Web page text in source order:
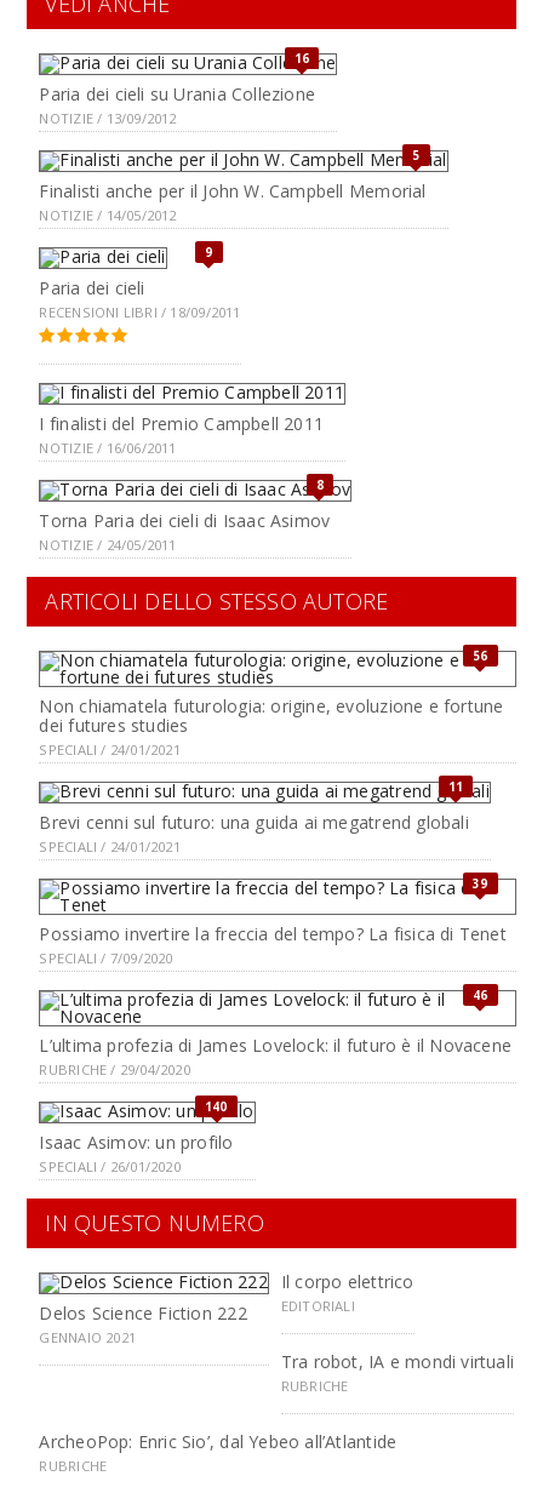
16
Paria dei cieli su Urania Collezione
NOTIZIE / 13/09/2012
5
Finalisti anche per il John W. Campbell Memorial
NOTIZIE / 14/05/2012
9
Paria dei cieli
RECENSIONI LIBRI / 18/09/2011
I finalisti del Premio Campbell 2011
NOTIZIE / 16/06/2011
8
Torna Paria dei cieli di Isaac Asimov
NOTIZIE / 24/05/2011
ARTICOLI DELLO STESSO AUTORE
56
Non chiamatela futurologia: origine, evoluzione e fortune
dei futures studies
SPECIALI / 24/01/2021
11
Brevi cenni sul futuro: una guida ai megatrend globali
SPECIALI / 24/01/2021
39
Possiamo invertire la freccia del tempo? La fisica di Tenet
SPECIALI / 7/09/2020
46
L’ultima profezia di James Lovelock: il futuro è il Novacene
RUBRICHE / 29/04/2020
140
Isaac Asimov: un profilo
SPECIALI / 26/01/2020
IN QUESTO NUMERO
Delos Science Fiction 222
GENNAIO 2021
Il corpo elettrico
EDITORIALI
Tra robot, IA e mondi virtuali
RUBRICHE
ArcheoPop: Enric Sio’, dal Yebeo all’Atlantide
RUBRICHE